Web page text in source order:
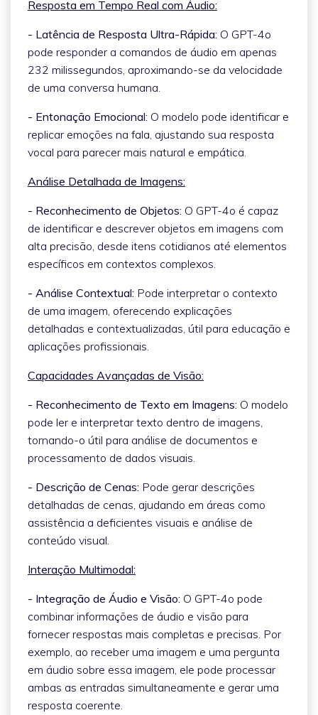
Resposta em Tempo Real com Áudio:
- Latência de Resposta Ultra-Rápida: O GPT-4o
pode responder a comandos de áudio em apenas
232 milissegundos, aproximando-se da velocidade
de uma conversa humana.
- Entonação Emocional: O modelo pode identificar e
replicar emoções na fala, ajustando sua resposta
vocal para parecer mais natural e empática.
Análise Detalhada de Imagens:
- Reconhecimento de Objetos: O GPT-4o é capaz
de identificar e descrever objetos em imagens com
alta precisão, desde itens cotidianos até elementos
específicos em contextos complexos.
- Análise Contextual: Pode interpretar o contexto
de uma imagem, oferecendo explicações
detalhadas e contextualizadas, útil para educação e
aplicações profissionais.
Capacidades Avançadas de Visão:
- Reconhecimento de Texto em Imagens: O modelo
pode ler e interpretar texto dentro de imagens,
tornando-o útil para análise de documentos e
processamento de dados visuais.
- Descrição de Cenas: Pode gerar descrições
detalhadas de cenas, ajudando em áreas como
assistência a deficientes visuais e análise de
conteúdo visual.
Interação Multimodal:
- Integração de Áudio e Visão: O GPT-4o pode
combinar informações de áudio e visão para
fornecer respostas mais completas e precisas. Por
exemplo, ao receber uma imagem e uma pergunta
em áudio sobre essa imagem, ele pode processar
ambas as entradas simultaneamente e gerar uma
resposta coerente.